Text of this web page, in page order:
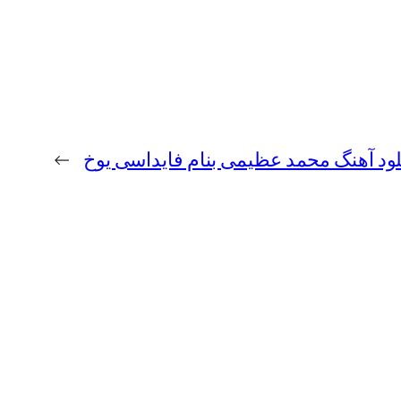
آهنگ محمد عظیمی بنام فایداسی یوخ →